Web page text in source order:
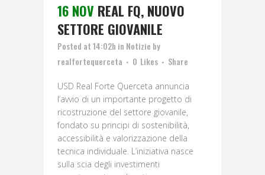
16 NOV REAL FQ, NUOVO
SETTORE GIOVANILE
Posted at 14:02h in Notizie by
realfortequerceta
0 Likes Share
USD Real Forte Querceta annuncia
l’avvio di un importante progetto di
ricostruzione del settore giovanile,
fondato su principi di sostenibilità,
accessibilità e valorizzazione della
tecnica individuale. L’iniziativa nasce
sulla scia degli investimenti